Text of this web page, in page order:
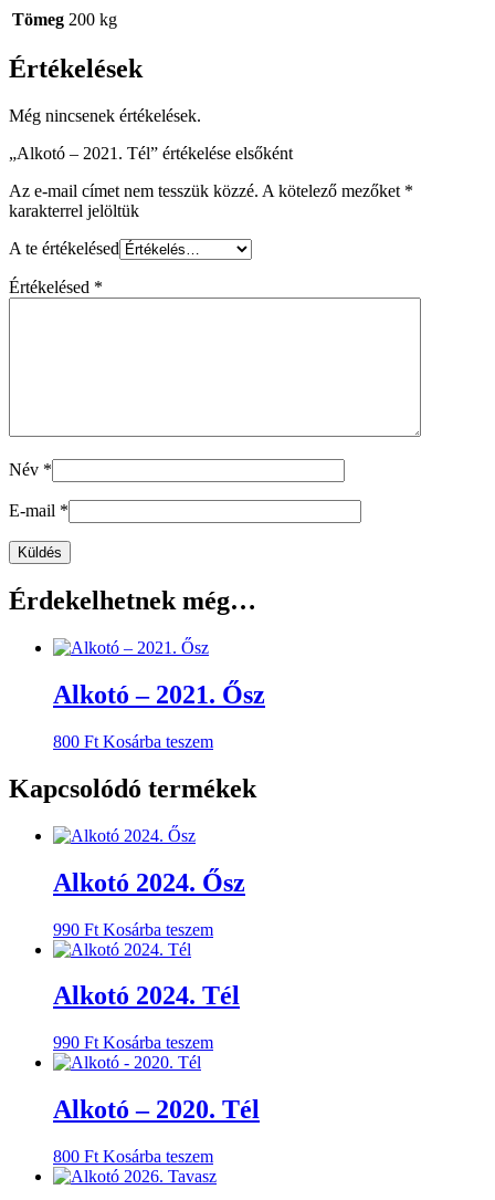
Tömeg 200 kg
Értékelések
Még nincsenek értékelések.
„Alkotó – 2021. Tél” értékelése elsőként
Az e-mail címet nem tesszük közzé. A kötelező mezőket *
karakterrel jelöltük
A te értékelésed
Értékelésed *
Név *
E-mail *
Érdekelhetnek még…
Alkotó – 2021. Ősz
800 Ft Kosárba teszem
Kapcsolódó termékek
Alkotó 2024. Ősz
990 Ft Kosárba teszem
Alkotó 2024. Tél
990 Ft Kosárba teszem
Alkotó – 2020. Tél
800 Ft Kosárba teszem